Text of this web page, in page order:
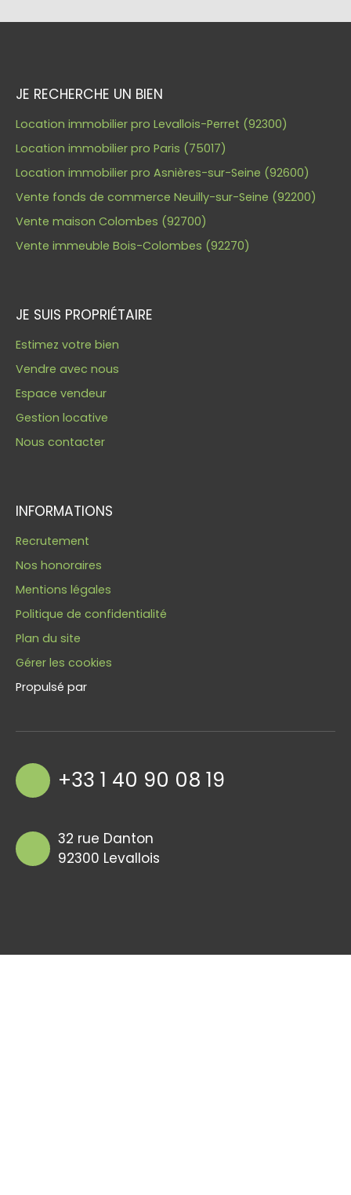
JE RECHERCHE UN BIEN
Location immobilier pro Levallois-Perret (92300)
Location immobilier pro Paris (75017)
Location immobilier pro Asnières-sur-Seine (92600)
Vente fonds de commerce Neuilly-sur-Seine (92200)
Vente maison Colombes (92700)
Vente immeuble Bois-Colombes (92270)
JE SUIS PROPRIÉTAIRE
Estimez votre bien
Vendre avec nous
Espace vendeur
Gestion locative
Nous contacter
INFORMATIONS
Recrutement
Nos honoraires
Mentions légales
Politique de confidentialité
Plan du site
Gérer les cookies
Propulsé par
+33 1 40 90 08 19
32 rue Danton
92300 Levallois